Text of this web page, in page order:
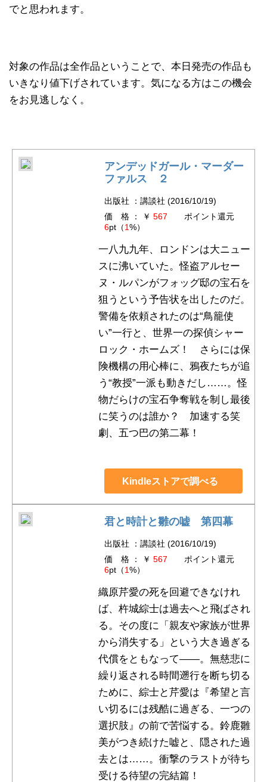
でと思われます。
対象の作品は全作品ということで、本日発売の作品も
いきなり値下げされています。気になる方はこの機会
をお見逃しなく。
アンデッドガール・マーダー
ファルス ２
出版社 ：講談社 (2016/10/19)
価 格 ： ￥ 567 ポイント還元
6pt（1%）
一八九九年、ロンドンは大ニュー
スに沸いていた。怪盗アルセー
ヌ・ルパンがフォッグ邸の宝石を
狙うという予告状を出したのだ。
警備を依頼されたのは“鳥籠使
い”一行と、世界一の探偵シャー
ロック・ホームズ！ さらには保
険機構の用心棒に、鴉夜たちが追
う“教授”一派も動きだし……。怪
物だらけの宝石争奪戦を制し最後
に笑うのは誰か？ 加速する笑
劇、五つ巴の第二幕！
Kindleストアで調べる
君と時計と雛の嘘 第四幕
出版社 ：講談社 (2016/10/19)
価 格 ： ￥ 567 ポイント還元
6pt（1%）
織原芹愛の死を回避できなけれ
ば、杵城綜士は過去へと飛ばされ
る。その度に「親友や家族が世界
から消失する」という大き過ぎる
代償をともなって――。無慈悲に
繰り返される時間遡行を断ち切る
ために、綜士と芹愛は『希望と言
い切るには残酷に過ぎる、一つの
選択肢』の前で苦悩する。鈴鹿雛
美がつき続けた嘘と、隠された過
去とは……。衝撃のラストが待ち
受ける待望の完結篇！